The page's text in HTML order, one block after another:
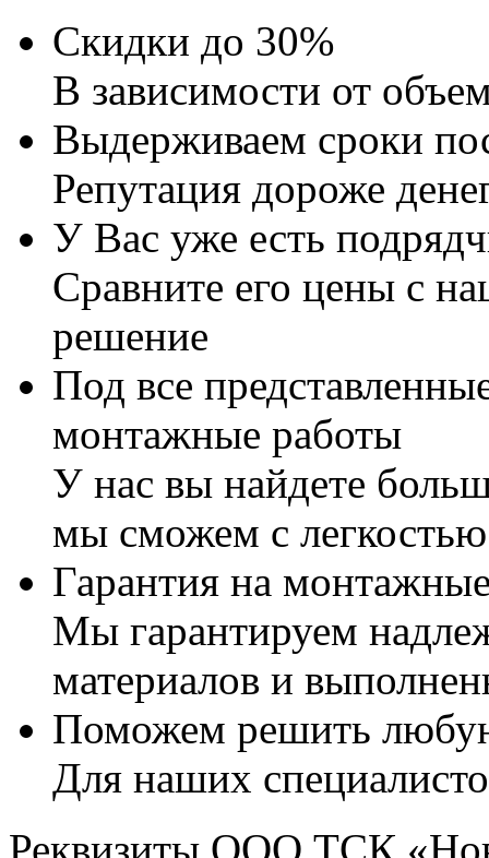
Скидки до 30%
В зависимости от
Выдерживаем сроки
Репутация дороже
У Вас уже есть
Сравните его цены с
решение
Под все
монтажные работы
У нас вы найдете
мы сможем с
Гарантия на
Мы гарантируем
материалов и
Поможем решить
Для наших